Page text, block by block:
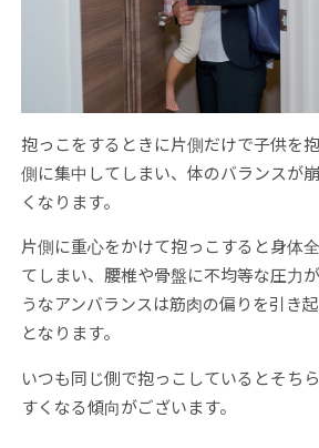
抱っこをするときに片側だけで子供を
側に集中してしまい、体のバランスが
くなります。
片側に重心をかけて抱っこすると身体
てしまい、腰椎や骨盤に不均等な圧力
うなアンバランスは筋肉の偏りを引き
となります。
いつも同じ側で抱っこしているとそち
すくなる傾向がございます。